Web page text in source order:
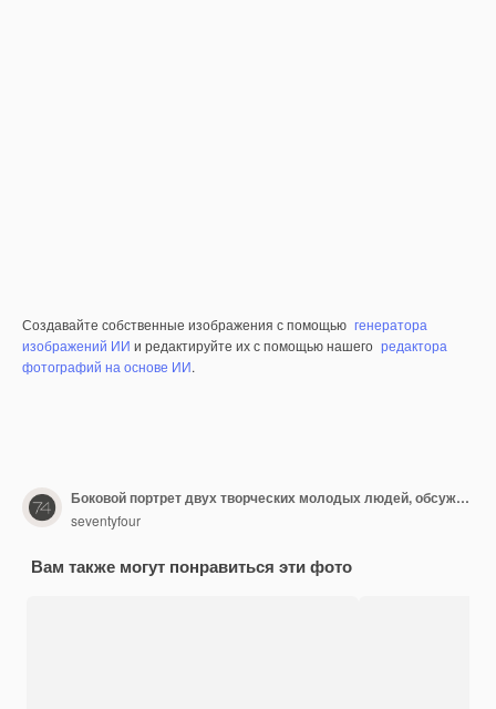
Создавайте собственные изображения с помощью генератора
изображений ИИ и редактируйте их с помощью нашего редактора
фотографий на основе ИИ.
Боковой портрет двух творческих молодых людей, обсуждающих работу в офисе во время перерыва на кофе
seventyfour
Вам также могут понравиться эти фото